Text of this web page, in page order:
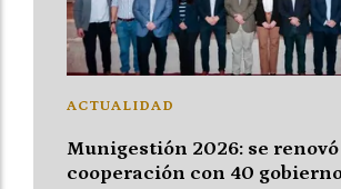
Munigestión 2026: se
cooperación con 40
ACTUALIDAD